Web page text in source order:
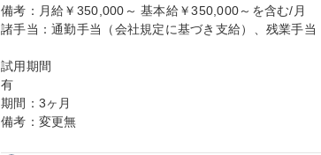
備考：月給￥350,000～ 基本給￥350,000～を含む/月
諸手当：通勤手当（会社規定に基づき支給）、残業手当
試用期間
有
期間：3ヶ月
備考：変更無